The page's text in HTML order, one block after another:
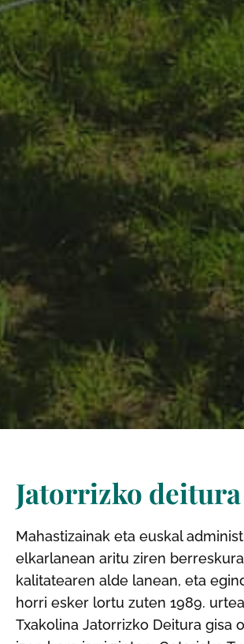
Jatorrizko deitura
Mahastizainak eta euskal
elkarlanean aritu ziren
kalitatearen alde lanean, eta
horri esker lortu zuten 1989.
Txakolina Jatorrizko Deitura gisa